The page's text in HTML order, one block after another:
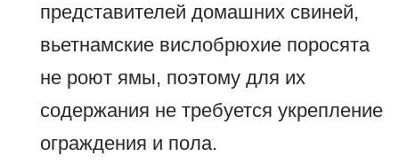
представителей домашних свиней,
вьетнамские вислобрюхие поросята
не роют ямы, поэтому для их
содержания не требуется укрепление
ограждения и пола.